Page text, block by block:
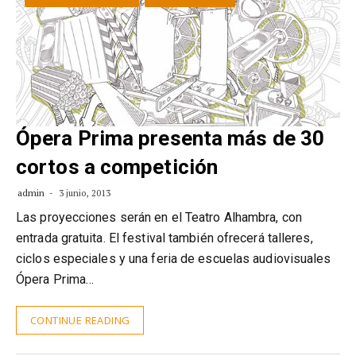
Ópera Prima presenta más de 30
cortos a competición
admin 3 junio, 2013
Las proyecciones serán en el Teatro Alhambra, con
entrada gratuita. El festival también ofrecerá talleres,
ciclos especiales y una feria de escuelas audiovisuales
Ópera Prima…
CONTINUE READING